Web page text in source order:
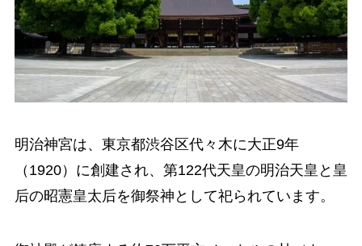
明治神宮は、東京都渋谷区代々木に大正9年
（1920）に創建され、第122代天皇の明治天皇と皇
后の昭憲皇太后を御祭神として祀られています。